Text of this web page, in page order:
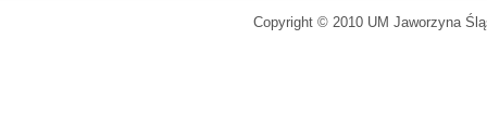
Copyright © 2010 UM Jaworzyna